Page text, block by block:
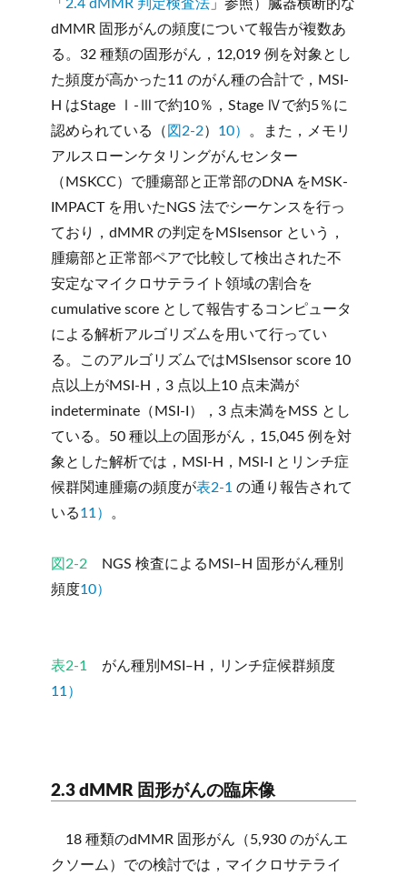
「 2.4 dMMR 判定検査法 」参照）臓器横断的な
dMMR 固形がんの頻度について報告が複数あ
る。32 種類の固形がん，12,019 例を対象とし
た頻度が高かった11 のがん種の合計で，MSI-
H はStage Ⅰ-Ⅲで約10％，Stage Ⅳで約5％に
認められている（ 図2-2） 10）
。また，メモリ
アルスローンケタリングがんセンター
（MSKCC）で腫瘍部と正常部のDNA をMSK-
IMPACT を用いたNGS 法でシーケンスを行っ
ており，dMMR の判定をMSIsensor という，
腫瘍部と正常部ペアで比較して検出された不
安定なマイクロサテライト領域の割合を
cumulative score として報告するコンピュータ
による解析アルゴリズムを用いて行ってい
る。このアルゴリズムではMSIsensor score 10
点以上がMSI-H，3 点以上10 点未満が
indeterminate（MSI-I），3 点未満をMSS とし
ている。50 種以上の固形がん，15,045 例を対
象とした解析では，MSI-H，MSI-I とリンチ症
候群関連腫瘍の頻度が表2-1 の通り報告されて
いる11） 。
図2-2 NGS 検査によるMSI‒H 固形がん種別
頻度10）
表2-1
がん種別MSI‒H，リンチ症候群頻度
11）
2.3 dMMR 固形がんの臨床像
18 種類のdMMR 固形がん（5,930 のがんエ
クソーム）での検討では，マイクロサテライ